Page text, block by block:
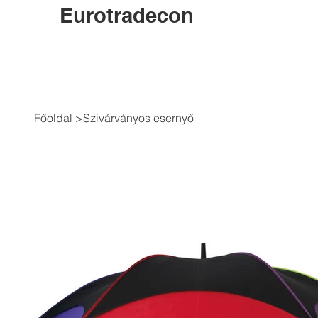
Eurotradecon
Főoldal >Szivárványos esernyő